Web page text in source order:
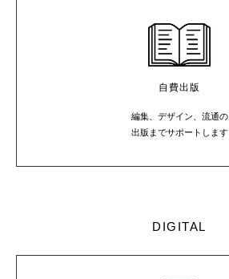
自費出版
編集、デザイン、流通の
出版までサポートします
DIGITAL